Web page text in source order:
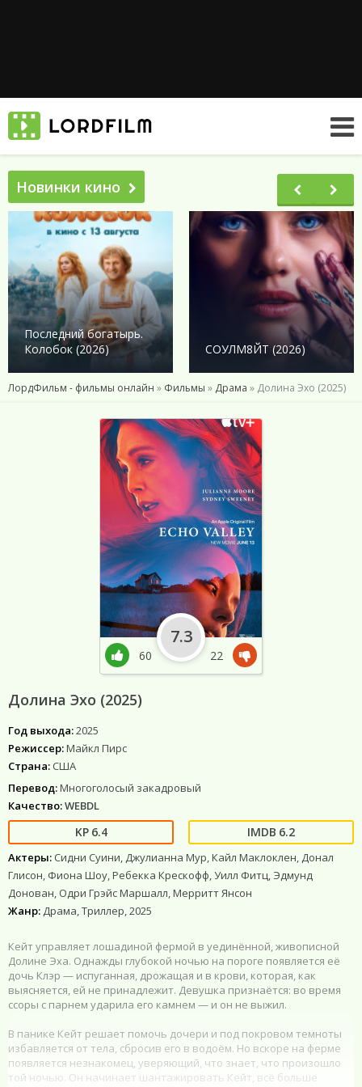
Новинки кино
Последний богатырь.
Колобок (2026)
СОУЛМ8ЙТ (2026)
ЛордФильм - фильмы онлайн » Фильмы » Драма » Долина Эхо (2025)
Долина Эхо (2025)
Год выхода:2025
Режиссер:Майкл Пирс
Страна: США
Перевод:Многоголосый закадровый
Качество:WEBDL
6.4 6.2
Актеры: Сидни Суини, Джулианна Мур, Кайл Маклоклен, Донал
Глисон, Фиона Шоу, Ребекка Крескофф, Уилл Фитц, Эдмунд
Донован, Одри Грэйс Маршалл, Мерритт Янсон
Жанр: Драма, Триллер, 2025
Кейт управляет лошадиной фермой в уединённой, живописной
Долине Эха. Однажды глубокой ночью на пороге появляется её
дочь Клэр — испуганная, дрожащая и в крови, которая, как
выясняется, ей не принадлежит. Девушка признаётся: во время
ссоры с парнем ударила его камнем — и он не выжил.
В панике Кейт решает помочь дочери и под покровом темноты
избавляется от тела, сбросив его в водоём. Но вскоре на ферме
появляется незнакомец, уверяющий, что знает, что произошло
той ночью. Он начинает шантажировать Кейт, всё больше
60
7.3
22